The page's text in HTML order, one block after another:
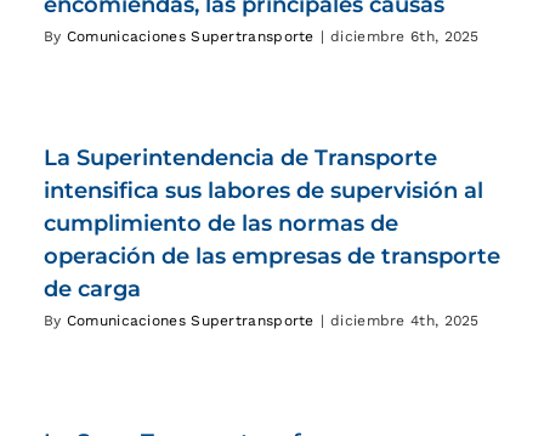
By Comunicaciones Supertransporte | diciembre 6th, 2025
La Superintendencia de Transporte
intensifica sus labores de supervisión al
cumplimiento de las normas de
operación de las empresas de transporte
de carga
By Comunicaciones Supertransporte | diciembre 4th, 2025